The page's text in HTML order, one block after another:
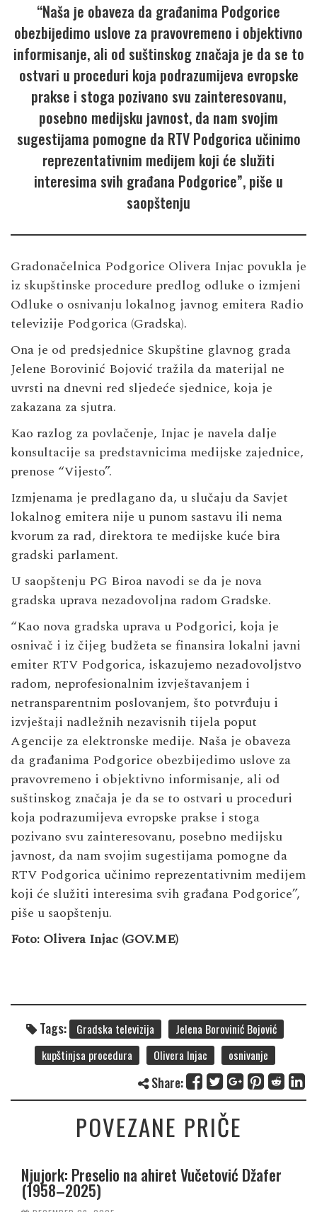
“Naša je obaveza da građanima Podgorice
obezbijedimo uslove za pravovremeno i objektivno
informisanje, ali od suštinskog značaja je da se to
ostvari u proceduri koja podrazumijeva evropske
prakse i stoga pozivano svu zainteresovanu,
posebno medijsku javnost, da nam svojim
sugestijama pomogne da RTV Podgorica učinimo
reprezentativnim medijem koji će služiti
interesima svih građana Podgorice”, piše u
saopštenju
Gradonačelnica Podgorice Olivera Injac povukla je
iz skupštinske procedure predlog odluke o izmjeni
Odluke o osnivanju lokalnog javnog emitera Radio
televizije Podgorica (Gradska).
Ona je od predsjednice Skupštine glavnog grada
Jelene Borovinić Bojović tražila da materijal ne
uvrsti na dnevni red sljedeće sjednice, koja je
zakazana za sjutra.
Kao razlog za povlačenje, Injac je navela dalje
konsultacije sa predstavnicima medijske zajednice,
prenose “Vijesto”.
Izmjenama je predlagano da, u slučaju da Savjet
lokalnog emitera nije u punom sastavu ili nema
kvorum za rad, direktora te medijske kuće bira
gradski parlament.
U saopštenju PG Biroa navodi se da je nova
gradska uprava nezadovoljna radom Gradske.
“Kao nova gradska uprava u Podgorici, koja je
osnivač i iz čijeg budžeta se finansira lokalni javni
emiter RTV Podgorica, iskazujemo nezadovoljstvo
radom, neprofesionalnim izvještavanjem i
netransparentnim poslovanjem, što potvrđuju i
izvještaji nadležnih nezavisnih tijela poput
Agencije za elektronske medije. Naša je obaveza
da građanima Podgorice obezbijedimo uslove za
pravovremeno i objektivno informisanje, ali od
suštinskog značaja je da se to ostvari u proceduri
koja podrazumijeva evropske prakse i stoga
pozivano svu zainteresovanu, posebno medijsku
javnost, da nam svojim sugestijama pomogne da
RTV Podgorica učinimo reprezentativnim medijem
koji će služiti interesima svih građana Podgorice”,
piše u saopštenju.
Foto: Olivera Injac (GOV.ME)
Tags: Gradska televizija
Jelena Borovinić Bojović
kupštinjsa procedura
Olivera Injac osnivanje
Share:
POVEZANE PRIČE
Njujork: Preselio na ahiret Vučetović Džafer
(1958–2025)